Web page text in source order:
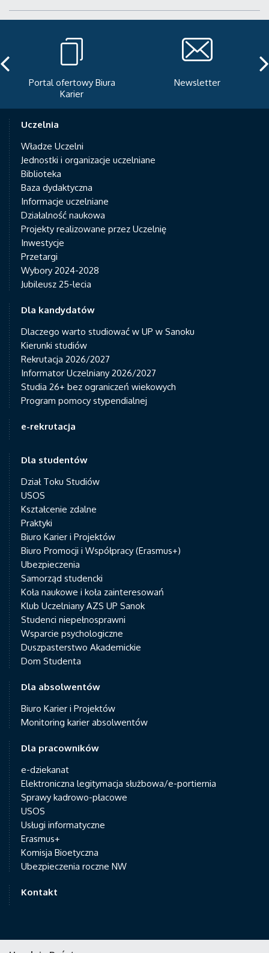
Portal ofertowy Biura
Karier
Newsletter
Uczelnia
Władze Uczelni
Jednostki i organizacje uczelniane
Biblioteka
Baza dydaktyczna
Informacje uczelniane
Działalność naukowa
Projekty realizowane przez Uczelnię
Inwestycje
Przetargi
Wybory 2024-2028
Jubileusz 25-lecia
Dla kandydatów
Dlaczego warto studiować w UP w Sanoku
Kierunki studiów
Rekrutacja 2026/2027
Informator Uczelniany 2026/2027
Studia 26+ bez ograniczeń wiekowych
Program pomocy stypendialnej
e-rekrutacja
Dla studentów
Dział Toku Studiów
USOS
Kształcenie zdalne
Praktyki
Biuro Karier i Projektów
Biuro Promocji i Współpracy (Erasmus+)
Ubezpieczenia
Samorząd studencki
Koła naukowe i koła zainteresowań
Klub Uczelniany AZS UP Sanok
Studenci niepełnosprawni
Wsparcie psychologiczne
Duszpasterstwo Akademickie
Dom Studenta
Dla absolwentów
Biuro Karier i Projektów
Monitoring karier absolwentów
Dla pracowników
e-dziekanat
Elektroniczna legitymacja służbowa/e-portiernia
Sprawy kadrowo-płacowe
USOS
Usługi informatyczne
Erasmus+
Komisja Bioetyczna
Ubezpieczenia roczne NW
Kontakt